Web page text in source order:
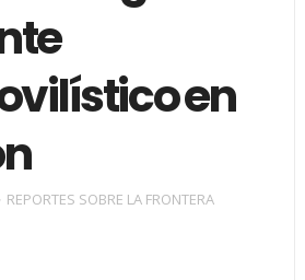
en
REPORTES SOBRE LA FRONTERA